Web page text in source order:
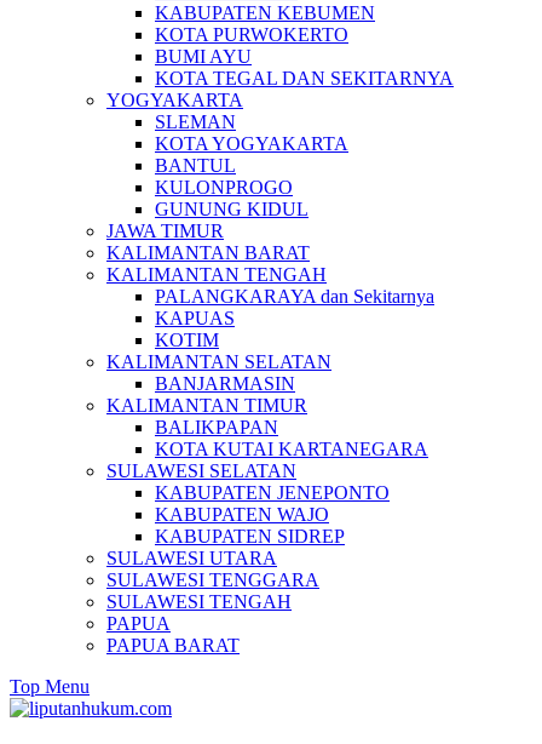
KABUPATEN KEBUMEN
KOTA PURWOKERTO
BUMI AYU
KOTA TEGAL DAN SEKITARNYA
YOGYAKARTA
SLEMAN
KOTA YOGYAKARTA
BANTUL
KULONPROGO
GUNUNG KIDUL
JAWA TIMUR
KALIMANTAN BARAT
KALIMANTAN TENGAH
PALANGKARAYA dan Sekitarnya
KAPUAS
KOTIM
KALIMANTAN SELATAN
BANJARMASIN
KALIMANTAN TIMUR
BALIKPAPAN
KOTA KUTAI KARTANEGARA
SULAWESI SELATAN
KABUPATEN JENEPONTO
KABUPATEN WAJO
KABUPATEN SIDREP
SULAWESI UTARA
SULAWESI TENGGARA
SULAWESI TENGAH
PAPUA
PAPUA BARAT
Top Menu